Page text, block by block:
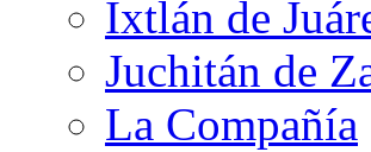
Ixtlán de
Juchitán de
La Compañía